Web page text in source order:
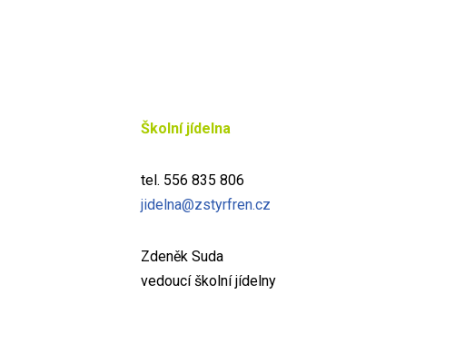
Školní jídelna
tel. 556 835 806
jidelna@zstyrfren.cz
Zdeněk Suda
vedoucí školní jídelny